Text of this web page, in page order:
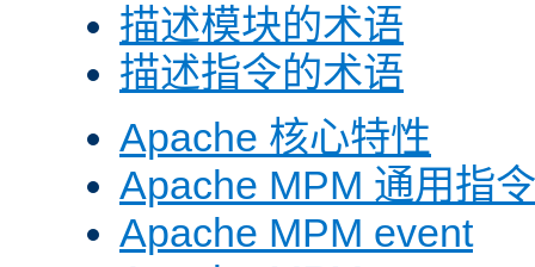
描述模块的术语
描述指令的术语
Apache 核心特性
Apache MPM 通用指令
Apache MPM event